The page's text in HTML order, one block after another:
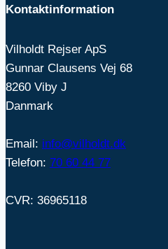
Kontaktinformation
Vilholdt Rejser ApS
Gunnar Clausens Vej 68
8260 Viby J
Danmark
Email: info@vilholdt.dk
Telefon: 70 60 44 77
CVR: 36965118